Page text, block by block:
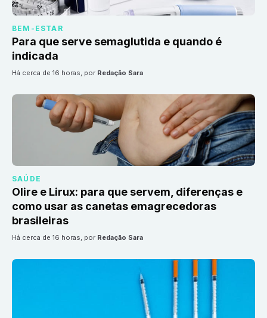
BEM-ESTAR
Para que serve semaglutida e quando é
indicada
há cerca de 16 horas, por Redação Sara
SAÚDE
Olire e Lirux: para que servem, diferenças e
como usar as canetas emagrecedoras
brasileiras
há cerca de 16 horas, por Redação Sara